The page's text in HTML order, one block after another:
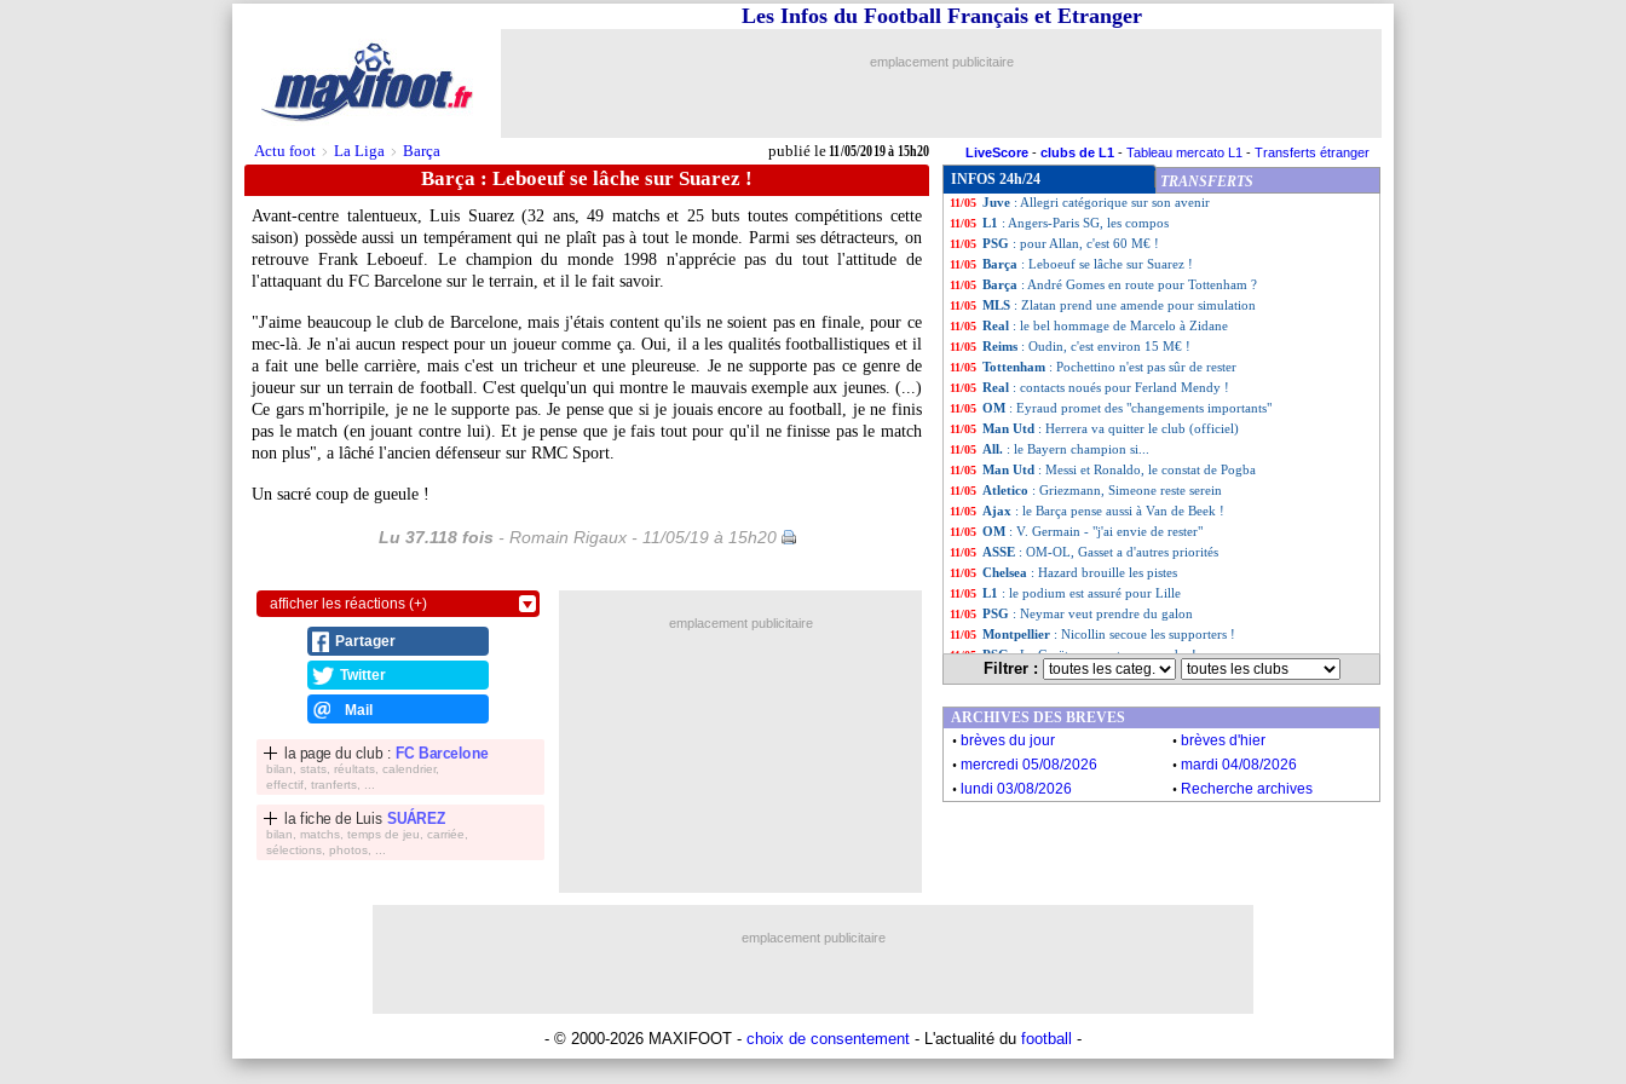
Actu foot > La Liga > Barça publié le11/05/2019 à 15h20
Les Infos du Football Français et Etranger
emplacement publicitaire
LiveScore - clubs de L1 - Tableau mercato L1 - Transferts étranger
Barça : Leboeuf se lâche sur Suarez !
Avant-centre talentueux, Luis Suarez(32 ans, 49 matchs et 25 buts toutes compétitions cette
saison) possède aussi un tempérament qui ne plaît pas à tout le monde. Parmi ses détracteurs, on
retrouve Frank Leboeuf. Le champion du monde 1998 n'apprécie pas du tout l'attitude de
l'attaquant du FC Barcelone sur le terrain, et il le fait savoir.
"J'aime beaucoup le club de Barcelone, mais j'étais content qu'ils ne soient pas en finale, pour ce
mec-là. Je n'ai aucun respect pour un joueur comme ça. Oui, il a les qualités footballistiques et il
a fait une belle carrière, mais c'est un tricheur et une pleureuse. Je ne supporte pas ce genre de
joueur sur un terrain de football. C'est quelqu'un qui montre le mauvais exemple aux jeunes. (...)
Ce gars m'horripile, je ne le supporte pas. Je pense que si je jouais encore au football, je ne finis
pas le match (en jouant contre lui). Et je pense que je fais tout pour qu'il ne finisse pas le match
non plus", a lâché l'ancien défenseur sur RMC Sport.
Un sacré coup de gueule !
Lu 37.118 fois - Romain Rigaux - 11/05/19 à 15h20
afficher les réactions (+)
Partager
Twitter
Mail
la page du club : FC Barcelone
bilan, stats, réultats, calendrier,
effectif, tranferts, ...
la fiche de Luis SUÁREZ
bilan, matchs, temps de jeu, carriée,
sélections, photos, ...
INFOS 24h/24 TRANSFERTS
11/05 L1: Nice-Nantes, les compos
11/05 L1: Angers 1-2 Paris SG (fini)
11/05 VIDEO : la bourde du gardien de Dortmund
11/05 OM: Gomis attend "les bonnes décisions"
11/05 Juve : Allegri catégorique sur son avenir
11/05 L1 : Angers-Paris SG, les compos
11/05 PSG : pour Allan, c'est 60 M€ !
11/05 Barça : Leboeuf se lâche sur Suarez !
11/05 Barça : André Gomes en route pour Tottenham ?
11/05 MLS : Zlatan prend une amende pour simulation
11/05 Real : le bel hommage de Marcelo à Zidane
11/05 Reims : Oudin, c'est environ 15 M€ !
11/05 Tottenham : Pochettino n'est pas sûr de rester
11/05 Real : contacts noués pour Ferland Mendy !
11/05 OM : Eyraud promet des "changements importants"
11/05 Man Utd : Herrera va quitter le club (officiel)
11/05 All. : le Bayern champion si...
11/05 Man Utd : Messi et Ronaldo, le constat de Pogba
11/05 Atletico : Griezmann, Simeone reste serein
11/05 Ajax : le Barça pense aussi à Van de Beek !
11/05 OM : V. Germain - "j'ai envie de rester"
11/05 ASSE : OM-OL, Gasset a d'autres priorités
11/05 Chelsea : Hazard brouille les pistes
11/05 L1 : le podium est assuré pour Lille
11/05 PSG : Neymar veut prendre du galon
11/05 Montpellier : Nicollin secoue les supporters !
11/05 PSG: Le Graët en remet une couche !
Liste des brèves du ven. 10 mai 2019
Filtrer :
emplacement publicitaire
ARCHIVES DES BREVES
. brèves du jour . brèves d'hier
. mercredi 05/08/2026 . mardi 04/08/2026
. lundi 03/08/2026 . Recherche archives
emplacement publicitaire
- © 2000-2026 MAXIFOOT - choix de consentement - L'actualité du football -